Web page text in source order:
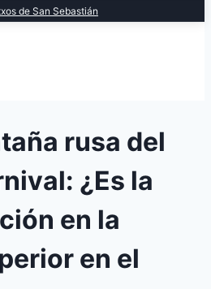
de San Sebastián
rusa del
¿Es la
en la
en el